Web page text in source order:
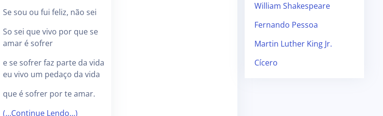
Se sou ou fui feliz, não sei
So sei que vivo por que se
amar é sofrer
e se sofrer faz parte da vida
eu vivo um pedaço da vida
que é sofrer por te amar.
(…Continue Lendo…)
William Shakespeare
Fernando Pessoa
Martin Luther King Jr.
Cícero